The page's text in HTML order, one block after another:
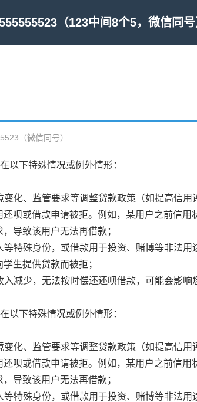
（123中间8个5，微信同号
（微信同号）
以下特殊情况或例外情形：
化、监管要求等调整贷款政策（如提高信用
呗或借款申请被拒。例如，某用户之前信用
导致该用户无法再借款；
特殊身份，或借款用于投资、赌博等非法用
生提供贷款而被拒；
减少，无法按时偿还还呗借款，可能会影
以下特殊情况或例外情形：
化、监管要求等调整贷款政策（如提高信用
呗或借款申请被拒。例如，某用户之前信用
导致该用户无法再借款；
特殊身份，或借款用于投资、赌博等非法用